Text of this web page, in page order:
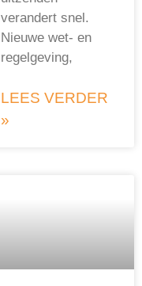
verandert snel.
Nieuwe wet- en
regelgeving,
LEES VERDER
»